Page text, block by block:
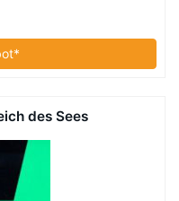
des Sees